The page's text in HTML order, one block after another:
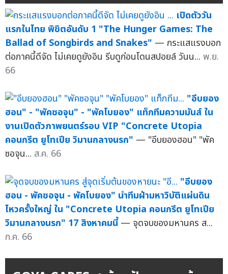
เปิดตัววัน
แรกในไทย พิชิตอันดับ 1 "The Hunger Games: The
Ballad of Songbirds and Snakes" — กระแสแรงบอก
ต่อภาคนี้ดีจัด ไม่เคยดูยังอิน รีบดูก่อนโดนสปอยล์ วันน... พ.ย.
66
"อีบยอง
ฮอน" - "พัคซอจุน" - "พัคโบยอง" แท็กทีมความมันส์ ใน
งานเปิดตัวภาพยนตร์รอบ VIP "Concrete Utopia
คอนกรีต ยูโทเปีย วิมานกลางนรก" — "อีบยองฮอน" "พัค
ซอจุน... ส.ค. 66
"อีบยอง
ฮอน - พัคซอจุน - พัคโบยอง" นำทีมฝ่ามหาวิบัติแผ่นดิน
ไหวครั้งใหญ่ ใน "Concrete Utopia คอนกรีต ยูโทเปีย
วิมานกลางนรก" 17 สิงหาคมนี้ — จุดจบของมหานคร ส...
ก.ค. 66